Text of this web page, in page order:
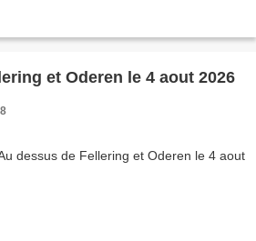
et Oderen le 4 aout 2026